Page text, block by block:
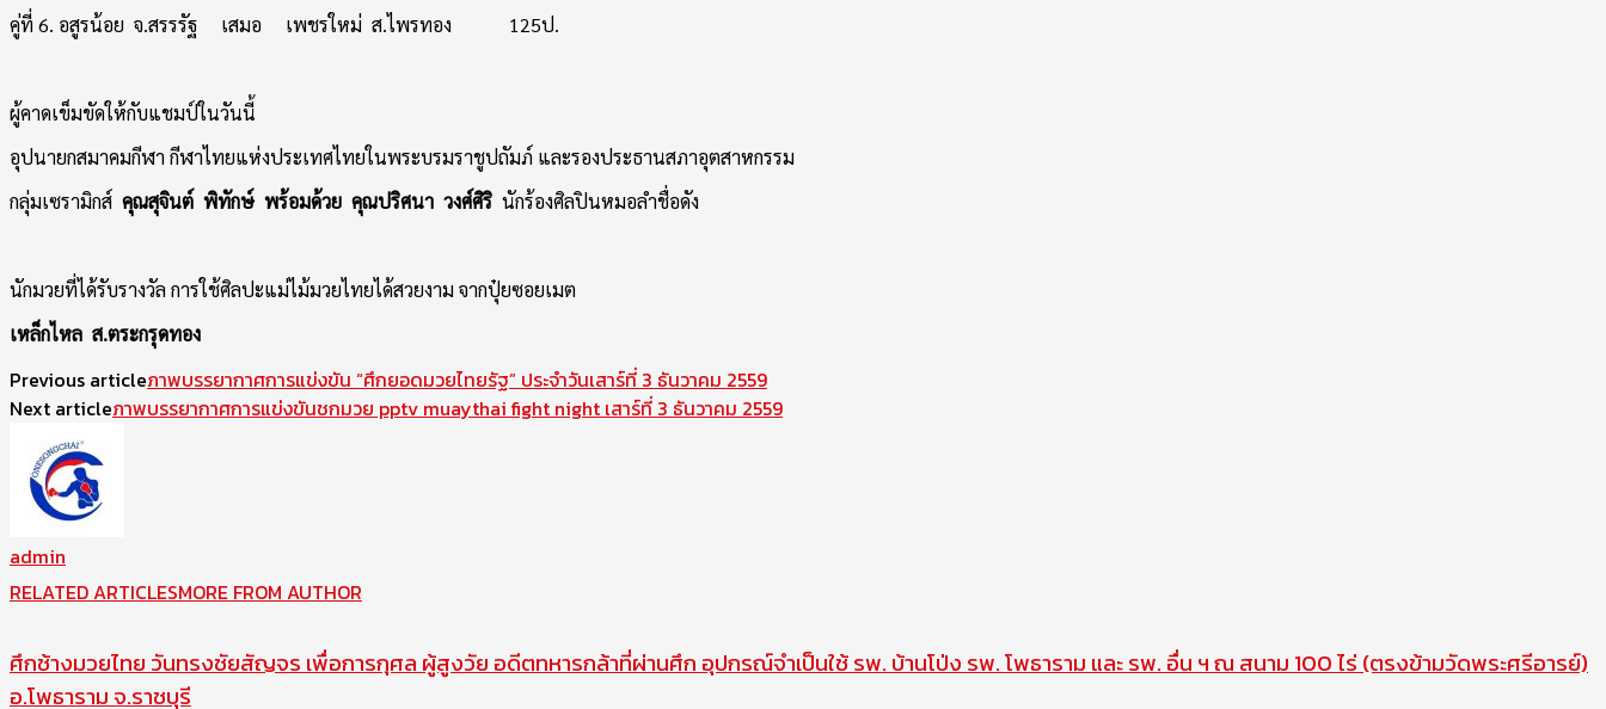
คู่ที่ 6. อสูรน้อย จ.สรรรัฐ เสมอ เพชรใหม่ ส.ไพรทอง 125ป.
ผู้คาดเข็มขัดให้กับแชมป์ในวันนี้
อุปนายกสมาคมกีฬา กีฬาไทยแห่งประเทศไทยในพระบรมราชูปถัมภ์ และรองประธานสภาอุตสาหกรรม
กลุ่มเซรามิกส์ คุณสุจินต์ พิทักษ์ พร้อมด้วย คุณปริศนา วงศ์ศิริ นักร้องศิลปินหมอลำชื่อดัง
นักมวยที่ได้รับรางวัล การใช้ศิลปะแม่ไม้มวยไทยได้สวยงาม จากปุ๋ยซอยเมต
เหล็กไหล ส.ตระกรุดทอง
Previous articleภาพบรรยากาศการแข่งขัน “ศึกยอดมวยไทยรัฐ” ประจำวันเสาร์ที่ 3 ธันวาคม 2559
Next articleภาพบรรยากาศการแข่งขันชกมวย pptv muaythai fight night เสาร์ที่ 3 ธันวาคม 2559
admin
RELATED ARTICLESMORE FROM AUTHOR
ศึกช้างมวยไทย วันทรงชัยสัญจร เพื่อการกุศล ผู้สูงวัย อดีตทหารกล้าที่ผ่านศึก อุปกรณ์จำเป็นใช้ รพ. บ้านโป่ง รพ. โพธาราม และ รพ. อื่น ฯ ณ สนาม 100 ไร่ (ตรงข้ามวัดพระศรีอารย์)
อ.โพธาราม จ.ราชบุรี